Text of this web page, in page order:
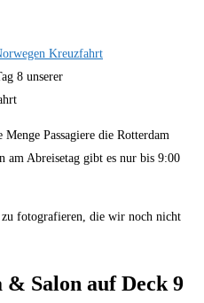
8 unserer
Passagiere die Rotterdam
am Abreisetag gibt es nur bis 9:00
fotografieren, die wir noch nicht
& Salon auf Deck 9